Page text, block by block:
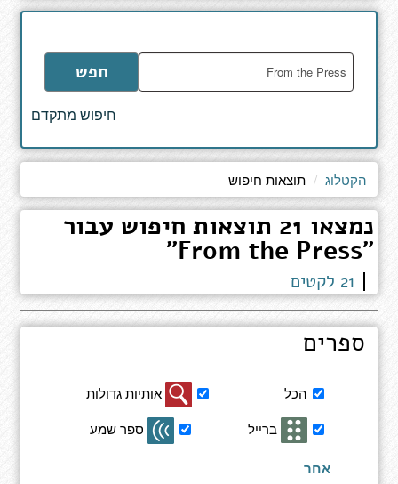
הקלד
מילים
לחיפוש
חפש
חיפוש מתקדם
הקטלוג תוצאות חיפוש
נמצאו 21 תוצאות חיפוש עבור
"From the Press"
21 לקטים
ספרים
תוצאות
הכל
אותיות גדולות
ברייל
ספר שמע
אחר